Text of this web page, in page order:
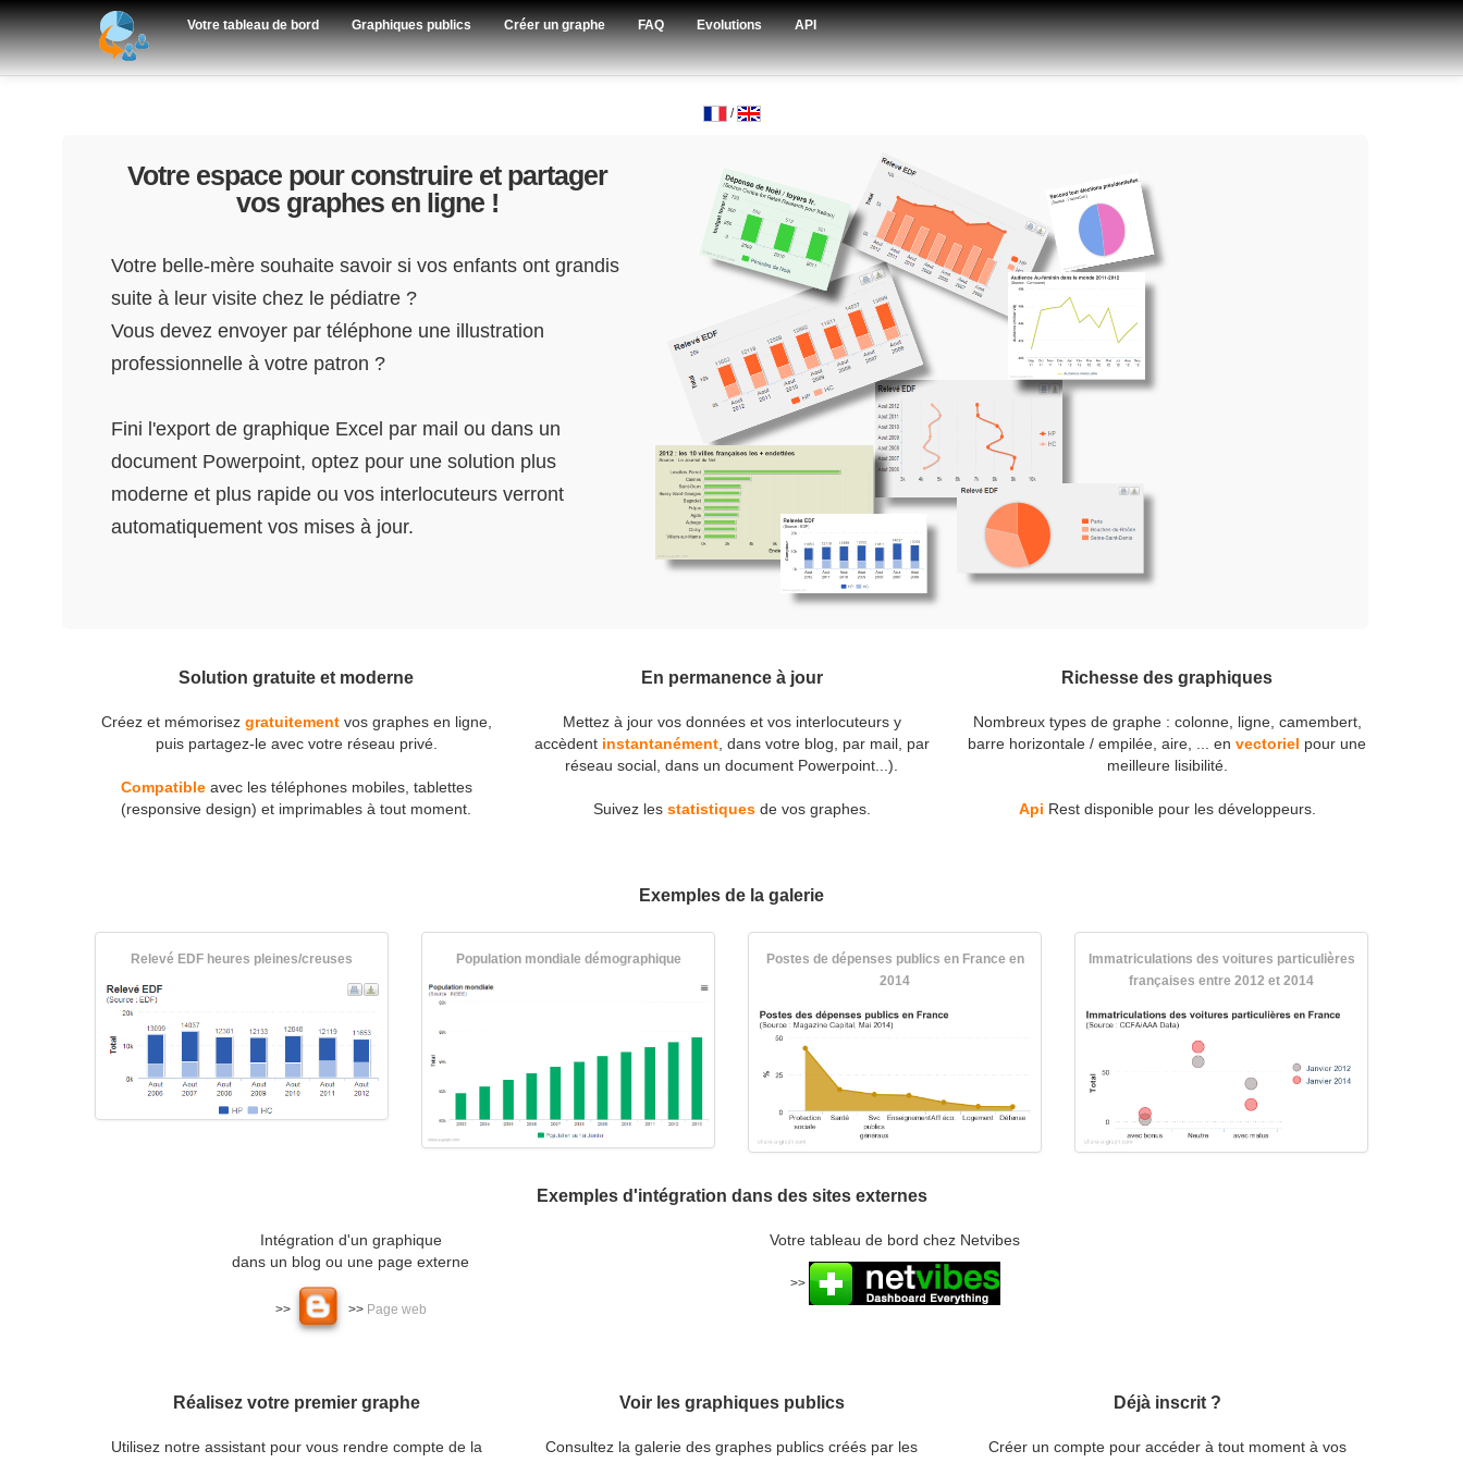
Votre tableau de bord Graphiques publics Créer un graphe FAQ Evolutions API
/
Votre espace pour construire et partager
vos graphes en ligne !
Votre belle-mère souhaite savoir si vos enfants ont grandis
suite à leur visite chez le pédiatre ?
Vous devez envoyer par téléphone une illustration
professionnelle à votre patron ?
Fini l'export de graphique Excel par mail ou dans un
document Powerpoint, optez pour une solution plus
moderne et plus rapide ou vos interlocuteurs verront
automatiquement vos mises à jour.
Solution gratuite et moderne
Créez et mémorisez gratuitementvos graphes en ligne,
puis partagez-le avec votre réseau privé.
Compatibleavec les téléphones mobiles, tablettes
(responsive design) et imprimables à tout moment.
En permanence à jour
Mettez à jour vos données et vos interlocuteurs y
accèdent instantanément, dans votre blog, par mail, par
réseau social, dans un document Powerpoint...).
Suivez les statistiquesde vos graphes.
Richesse des graphiques
Nombreux types de graphe : colonne, ligne, camembert,
barre horizontale / empilée, aire, ... en vectoriel pour une
meilleure lisibilité.
Api Rest disponible pour les développeurs.
Exemples de la galerie
Relevé EDF heures pleines/creuses Population mondiale démographique
Postes de dépenses publics en France en
2014
Immatriculations des voitures particulières
françaises entre 2012 et 2014
Exemples d'intégration dans des sites externes
Intégration d'un graphique
dans un blog ou une page externe
>> >> Page web
Votre tableau de bord chez Netvibes
>>
Réalisez votre premier graphe
Utilisez notre assistant pour vous rendre compte de la
Voir les graphiques publics
Consultez la galerie des graphes publics créés par les
Déjà inscrit ?
Créer un compte pour accéder à tout moment à vos